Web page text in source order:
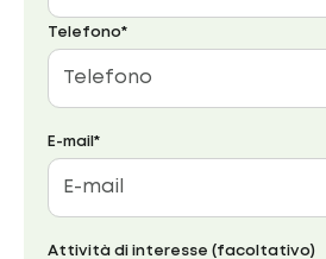
Telefono*
E-mail*
Attività di interesse (facoltativo)